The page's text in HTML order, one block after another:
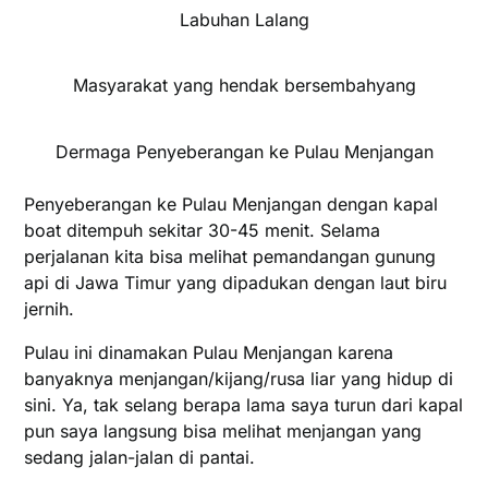
Labuhan Lalang
Masyarakat yang hendak bersembahyang
Dermaga Penyeberangan ke Pulau Menjangan
Penyeberangan ke Pulau Menjangan dengan kapal
boat ditempuh sekitar 30-45 menit. Selama
perjalanan kita bisa melihat pemandangan gunung
api di Jawa Timur yang dipadukan dengan laut biru
jernih.
Pulau ini dinamakan Pulau Menjangan karena
banyaknya menjangan/kijang/rusa liar yang hidup di
sini. Ya, tak selang berapa lama saya turun dari kapal
pun saya langsung bisa melihat menjangan yang
sedang jalan-jalan di pantai.